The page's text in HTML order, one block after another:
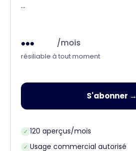
...
... /mois
résiliable à tout moment
S'abonner →
✓ 120 aperçus/mois
✓ Usage commercial autorisé